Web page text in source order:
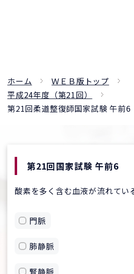
ホーム
ＷＥＢ版トップ
平成24年度（第21回）
第21回柔道整復師国家試験 午前6
第21回国家試験 午前6
酸素を多く含む血液が流れてい
門脈
肺静脈
腎静脈